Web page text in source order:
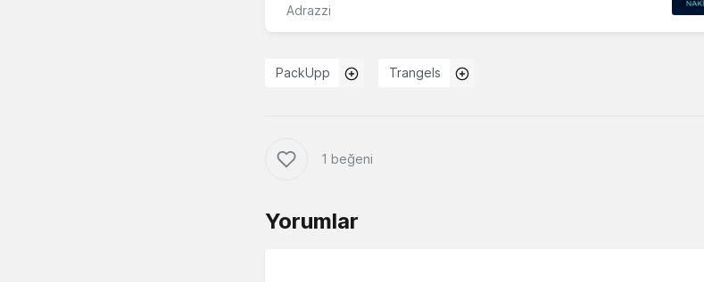
Adrazzi
PackUpp Trangels
1 beğeni
Yorumlar